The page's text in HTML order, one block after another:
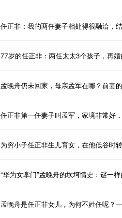
任正非：我的两任妻子相处得很融洽，
77岁的任正非：两任太太3个孩子，再
孟晚舟仍未回家，母亲孟军在哪？前妻
任正非第一任妻子叫孟军，家境非常好
为穷小子任正非生儿育女，在他低谷时
“华为女掌门”孟晚舟的坎坷情史：谜一
孟晚舟是任正非女儿，为何不姓任呢？